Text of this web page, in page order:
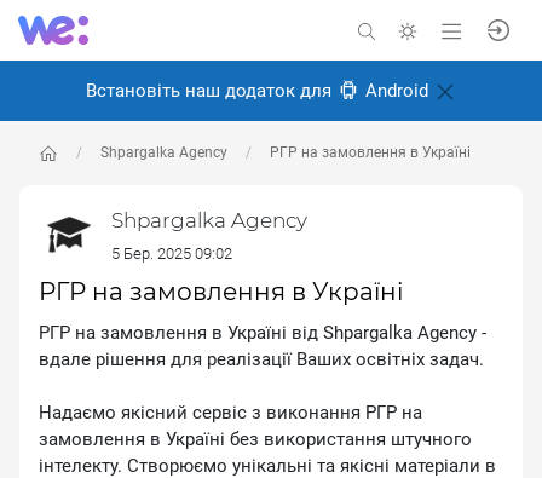
Встановіть наш додаток для Android
Shpargalka Agency РГР на замовлення в Україні
Shpargalka Agency
5 Бер. 2025 09:02
РГР на замовлення в Україні
РГР на замовлення в Україні від Shpargalka Agency -
вдале рішення для реалізації Ваших освітніх задач.
Надаємо якісний сервіс з виконання РГР на
замовлення в Україні без використання штучного
інтелекту. Створюємо унікальні та якісні матеріали в